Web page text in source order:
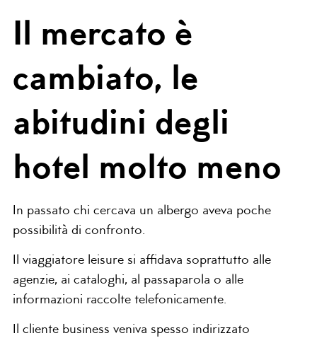
Il mercato è
cambiato, le
abitudini degli
hotel molto meno
In passato chi cercava un albergo aveva poche
possibilità di confronto.
Il viaggiatore leisure si affidava soprattutto alle
agenzie, ai cataloghi, al passaparola o alle
informazioni raccolte telefonicamente.
Il cliente business veniva spesso indirizzato